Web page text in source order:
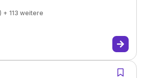
+ 113 weitere